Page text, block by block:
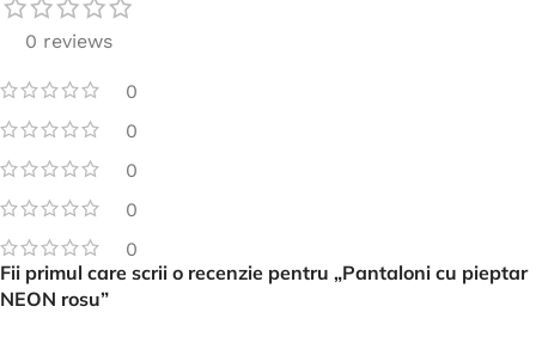
0 reviews
0
0
0
0
0
Fii primul care scrii o recenzie pentru „Pantaloni cu pieptar
NEON rosu”